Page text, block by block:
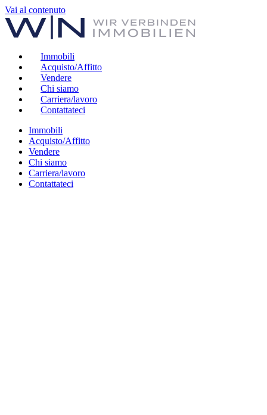
Vai al contenuto
Immobili
Acquisto/Affitto
Vendere
Chi siamo
Carriera/lavoro
Contattateci
Immobili
Acquisto/Affitto
Vendere
Chi siamo
Carriera/lavoro
Contattateci